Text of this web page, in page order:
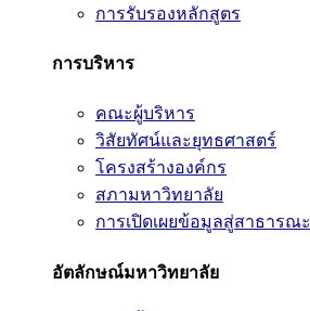
การรับรองหลักสูตร
การบริหาร
คณะผู้บริหาร
วิสัยทัศน์และยุทธศาสตร์
โครงสร้างองค์กร
สภามหาวิทยาลัย
การเปิดเผยข้อมูลสู่สาธารณะ
อัตลักษณ์มหาวิทยาลัย